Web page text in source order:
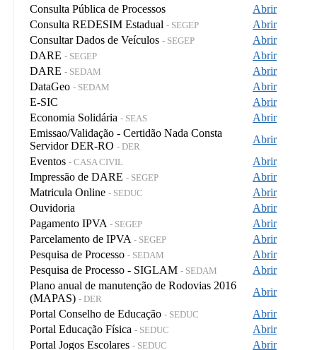
Consulta Pública de Processos
Abrir
Consulta REDESIM Estadual - SEGEP
Abrir
Consultar Dados de Veículos - SEGEP
Abrir
DARE - SEGEP
Abrir
DARE - SEDAM
Abrir
DataGeo - SEDAM
Abrir
E-SIC
Abrir
Economia Solidária - SEAS
Abrir
Emissao/Validação - Certidão Nada Consta
Servidor DER-RO - DER
Abrir
Eventos - CASA CIVIL
Abrir
Impressão de DARE - SEGEP
Abrir
Matricula Online - SEDUC
Abrir
Ouvidoria
Abrir
Pagamento IPVA - SEGEP
Abrir
Parcelamento de IPVA - SEGEP
Abrir
Pesquisa de Processo - SEDAM
Abrir
Pesquisa de Processo - SIGLAM - SEDAM
Abrir
Plano anual de manutenção de Rodovias 2016
(MAPAS) - DER
Abrir
Portal Conselho de Educação - SEDUC
Abrir
Portal Educação Física - SEDUC
Abrir
Portal Jogos Escolares - SEDUC
Abrir